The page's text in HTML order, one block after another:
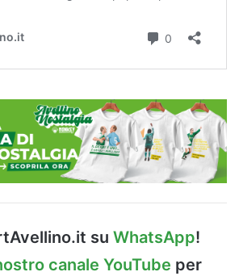
su WhatsApp!
canale YouTube per